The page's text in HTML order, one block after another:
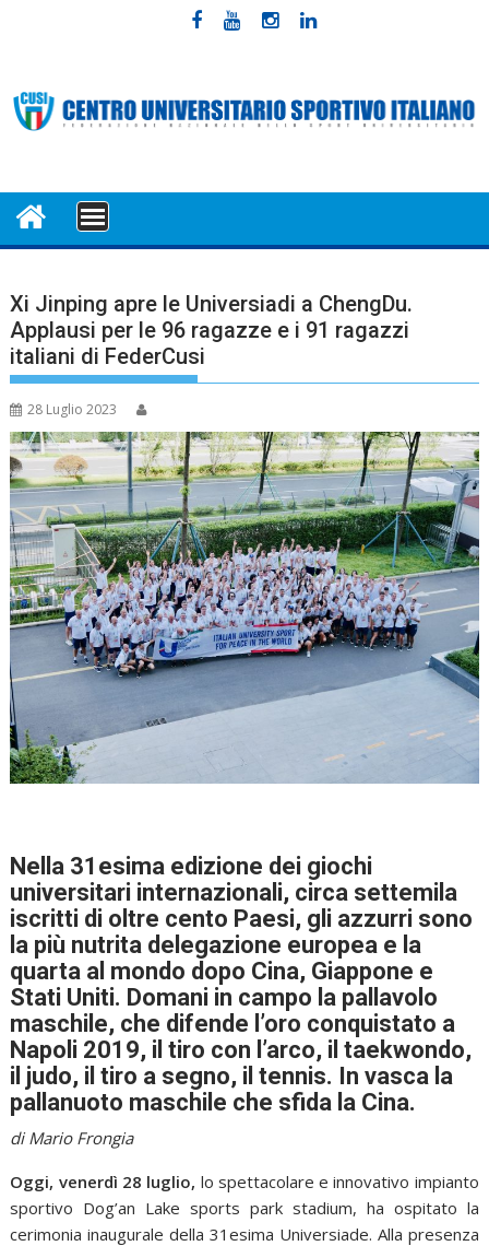
MENU
Xi Jinping apre le Universiadi a ChengDu.
Applausi per le 96 ragazze e i 91 ragazzi
italiani di FederCusi
28 Luglio 2023
Nella 31esima edizione dei giochi
universitari internazionali, circa settemila
iscritti di oltre cento Paesi, gli azzurri sono
la più nutrita delegazione europea e la
quarta al mondo dopo Cina, Giappone e
Stati Uniti. Domani in campo la pallavolo
maschile, che difende l’oro conquistato a
Napoli 2019, il tiro con l’arco, il taekwondo,
il judo, il tiro a segno, il tennis. In vasca la
pallanuoto maschile che sfida la Cina.
di Mario Frongia
Oggi, venerdì 28 luglio, lo spettacolare e innovativo impianto
sportivo Dog’an Lake sports park stadium, ha ospitato la
cerimonia inaugurale della 31esima Universiade. Alla presenza